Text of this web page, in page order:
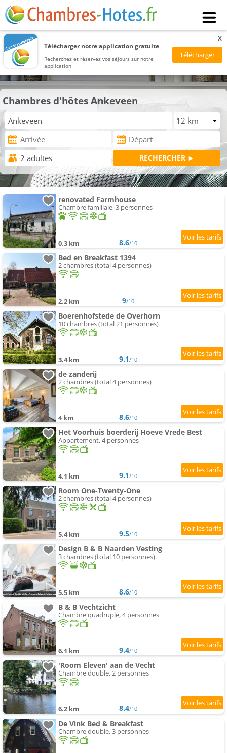
Télécharger notre application gratuite
Recherchez et réservez vos séjours sur notre
application
x
Chambres d'hôtes Ankeveen
renovated Farmhouse
Chambre familiale, 3 personnes
0.3 km 8.6/10
Bed en Breakfast 1394
2 chambres (total 4 personnes)
2.2 km 9/10
Boerenhofstede de Overhorn
10 chambres (total 21 personnes)
3.4 km 9.1/10
de zanderij
2 chambres (total 4 personnes)
4 km 8.6/10
Het Voorhuis boerderij Hoeve Vrede Best
Appartement, 4 personnes
4.1 km 9.1/10
Room One-Twenty-One
2 chambres (total 4 personnes)
5.4 km 9.5/10
Design B & B Naarden Vesting
3 chambres (total 10 personnes)
5.5 km 8.6/10
B & B Vechtzicht
Chambre quadruple, 4 personnes
6.1 km 9.4/10
'Room Eleven' aan de Vecht
Chambre double, 2 personnes
6.2 km 8.4/10
De Vink Bed & Breakfast
Chambre double, 3 personnes